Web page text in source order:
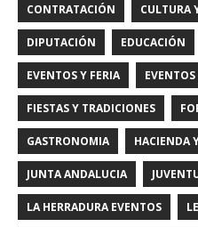
CONTRATACIÓN CULTURA
DIPUTACIÓN EDUCACIÓN
EVENTOS Y FERIA EVENTOS
FIESTAS Y TRADICIONES
GASTRONOMIA HACIENDA
JUNTA ANDALUCIA
LA HERRADURA EVENTOS